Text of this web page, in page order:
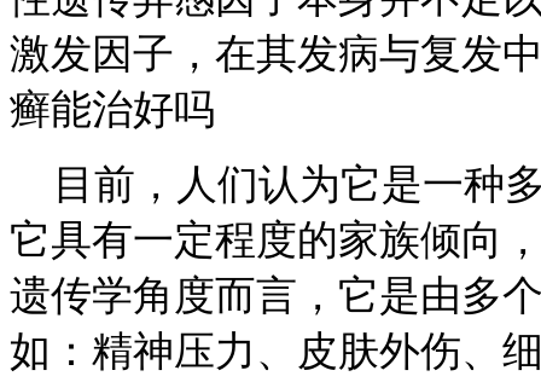
激发因子，在其发病与复发
癣能治好吗
目前，人们认为它是一种
它具有一定程度的家族倾向
遗传学角度而言，它是由多
如：精神压力、皮肤外伤、